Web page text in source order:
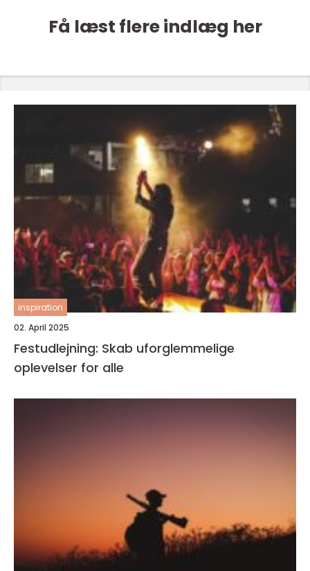
Få læst flere indlæg her
inspiration
02. April 2025
Festudlejning: Skab uforglemmelige
oplevelser for alle